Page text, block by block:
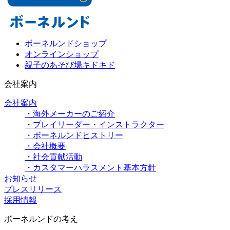
ボーネルンドショップ
オンラインショップ
親子のあそび場キドキド
会社案内
会社案内
・海外メーカーのご紹介
・プレイリーダー・インストラクター
・ボーネルンドヒストリー
・会社概要
・社会貢献活動
・カスタマーハラスメント基本方針
お知らせ
プレスリリース
採用情報
ボーネルンドの考え